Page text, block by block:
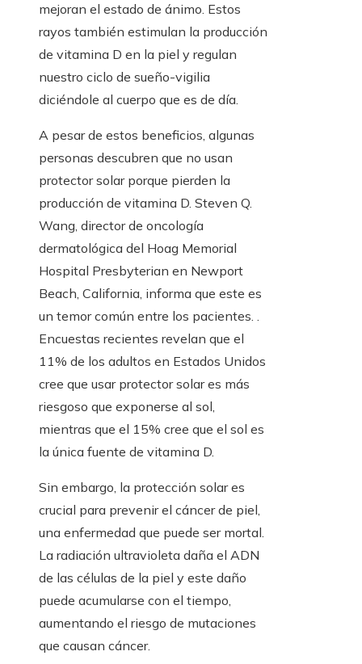
mejoran el estado de ánimo. Estos
rayos también estimulan la producción
de vitamina D en la piel y regulan
nuestro ciclo de sueño-vigilia
diciéndole al cuerpo que es de día.
A pesar de estos beneficios, algunas
personas descubren que no usan
protector solar porque pierden la
producción de vitamina D. Steven Q.
Wang, director de oncología
dermatológica del Hoag Memorial
Hospital Presbyterian en Newport
Beach, California, informa que este es
un temor común entre los pacientes. .
Encuestas recientes revelan que el
11% de los adultos en Estados Unidos
cree que usar protector solar es más
riesgoso que exponerse al sol,
mientras que el 15% cree que el sol es
la única fuente de vitamina D.
Sin embargo, la protección solar es
crucial para prevenir el cáncer de piel,
una enfermedad que puede ser mortal.
La radiación ultravioleta daña el ADN
de las células de la piel y este daño
puede acumularse con el tiempo,
aumentando el riesgo de mutaciones
que causan cáncer.